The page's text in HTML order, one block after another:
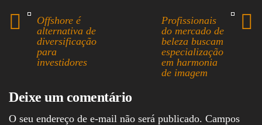
bo
ok
ea
ds
ail
re
Offshore é
alternativa de
diversificação
para
investidores
Profissionais
do mercado de
beleza buscam
especialização
em harmonia
de imagem
Deixe um comentário
O seu endereço de e-mail não será publicado. Campos